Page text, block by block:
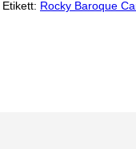
Etikett: Rocky Baroque